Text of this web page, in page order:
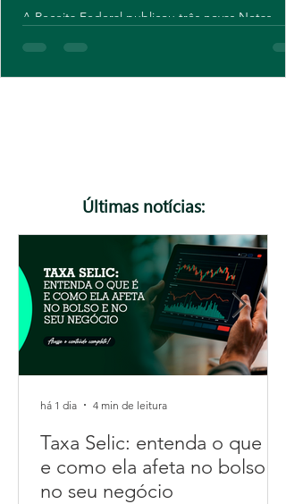
A Receita Federal publicou três novas Notas
validação atualizadas e novos campos para
contribuintes do IBS e da CBS. Embora o ajuste
Últimas notícias:
Taxa Selic: entenda o que é
e como ela afeta no bolso e
no seu negócio
há 1 dia 4 min de leitura